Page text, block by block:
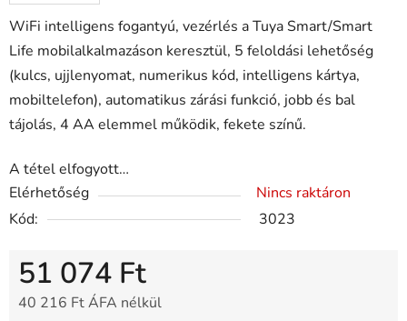
WiFi intelligens fogantyú, vezérlés a Tuya Smart/Smart
Life mobilalkalmazáson keresztül, 5 feloldási lehetőség
(kulcs, ujjlenyomat, numerikus kód, intelligens kártya,
mobiltelefon), automatikus zárási funkció, jobb és bal
tájolás, 4 AA elemmel működik, fekete színű.
A tétel elfogyott…
Elérhetőség
Nincs raktáron
Kód:
3023
51 074 Ft
40 216 Ft ÁFA nélkül